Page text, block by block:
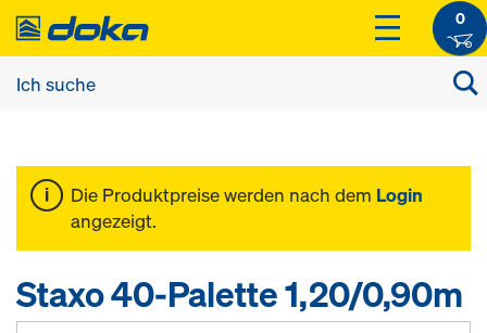
0
Die Produktpreise werden nach dem Login
angezeigt.
Staxo 40-Palette 1,20/0,90m